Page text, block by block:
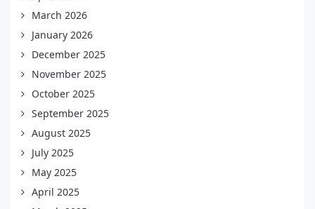
March 2026
January 2026
December 2025
November 2025
October 2025
September 2025
August 2025
July 2025
May 2025
April 2025